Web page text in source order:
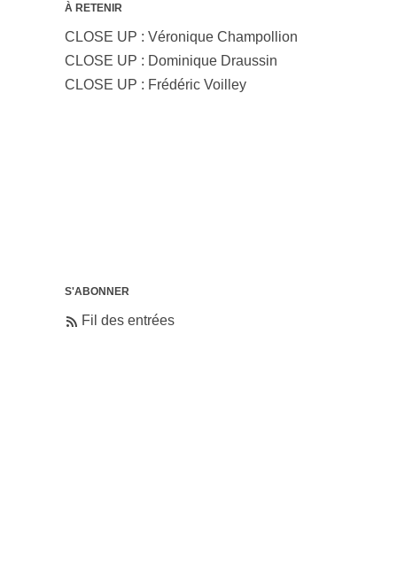
À RETENIR
CLOSE UP : Véronique Champollion
CLOSE UP : Dominique Draussin
CLOSE UP : Frédéric Voilley
S'ABONNER
Fil des entrées